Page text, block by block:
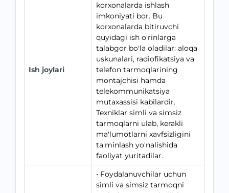
Ish joylari
korxonalarda ishlash
imkoniyati bor. Bu
korxonalarda bitiruvchi
quyidagi ish o'rinlarga
talabgor bo'la oladilar: aloqa
uskunalari, radiofikatsiya va
telefon tarmoqlarining
montajchisi hamda
telekommunikatsiya
mutaxassisi kabilardir.
Texniklar simli va simsiz
tarmoqlarni ulab, kerakli
ma'lumotlarni xavfsizligini
ta'minlash yo'nalishida
faoliyat yuritadilar.
• Foydalanuvchilar uchun
simli va simsiz tarmoqni